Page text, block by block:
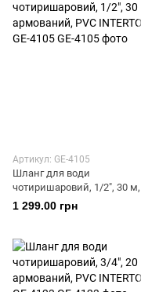
Артикул: GE-4105
Шланг для води
чотиришаровий, 1/2", 30 м,
армований, PVC INTERTOOL
1 299.00 грн